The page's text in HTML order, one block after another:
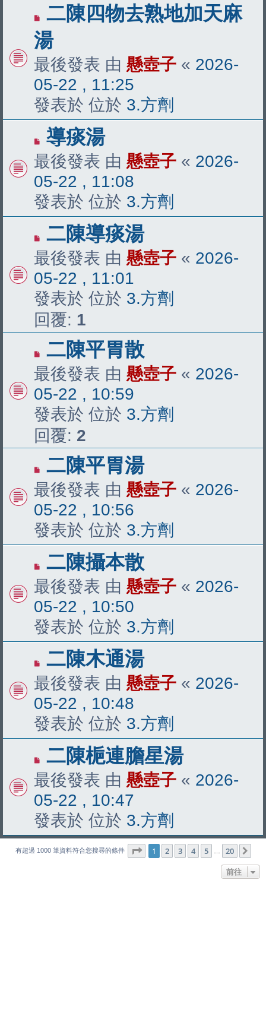
有
新
文
章
二陳四物去熟地加天麻
湯
最後發表 由 懸壺子 « 2026-
05-22 , 11:25
發表於 位於 3.方劑
有
新
文
章
導痰湯
最後發表 由 懸壺子 « 2026-
05-22 , 11:08
發表於 位於 3.方劑
有
新
文
章
二陳導痰湯
最後發表 由 懸壺子 « 2026-
05-22 , 11:01
發表於 位於 3.方劑
回覆: 1
有
新
文
章
二陳平胃散
最後發表 由 懸壺子 « 2026-
05-22 , 10:59
發表於 位於 3.方劑
回覆: 2
有
新
文
章
二陳平胃湯
最後發表 由 懸壺子 « 2026-
05-22 , 10:56
發表於 位於 3.方劑
有
新
文
章
二陳攝本散
最後發表 由 懸壺子 « 2026-
05-22 , 10:50
發表於 位於 3.方劑
有
新
文
章
二陳木通湯
最後發表 由 懸壺子 « 2026-
05-22 , 10:48
發表於 位於 3.方劑
有
新
文
章
二陳梔連膽星湯
最後發表 由 懸壺子 « 2026-
05-22 , 10:47
發表於 位於 3.方劑
有超過 1000 筆資料符合您搜尋的條件 第 1 頁 (共20 頁)
1 2 3 4 5 20
前往